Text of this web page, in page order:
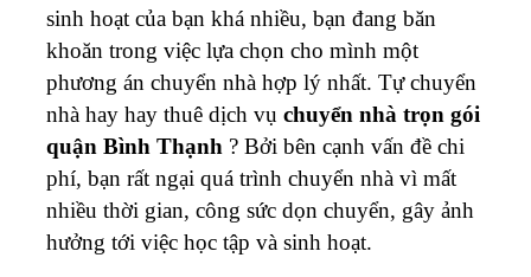
sinh hoạt của bạn khá nhiều, bạn đang băn
khoăn trong việc lựa chọn cho mình một
phương án chuyển nhà hợp lý nhất. Tự chuyển
nhà hay hay thuê dịch vụ chuyển nhà trọn gói
quận Bình Thạnh ? Bởi bên cạnh vấn đề chi
phí, bạn rất ngại quá trình chuyển nhà vì mất
nhiều thời gian, công sức dọn chuyển, gây ảnh
hưởng tới việc học tập và sinh hoạt.